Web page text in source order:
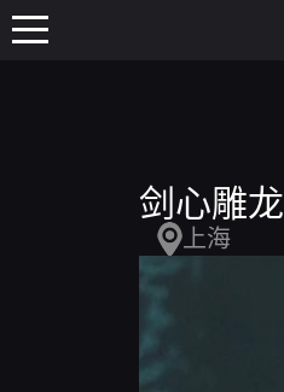
剑心雕龙
上海